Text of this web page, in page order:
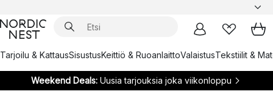
Tarjoilu & KattausSisustusKeittiö & RuoanlaittoValaistusTekstiilit &
Weekend Deals:Uusia tarjouksia joka viikonloppu